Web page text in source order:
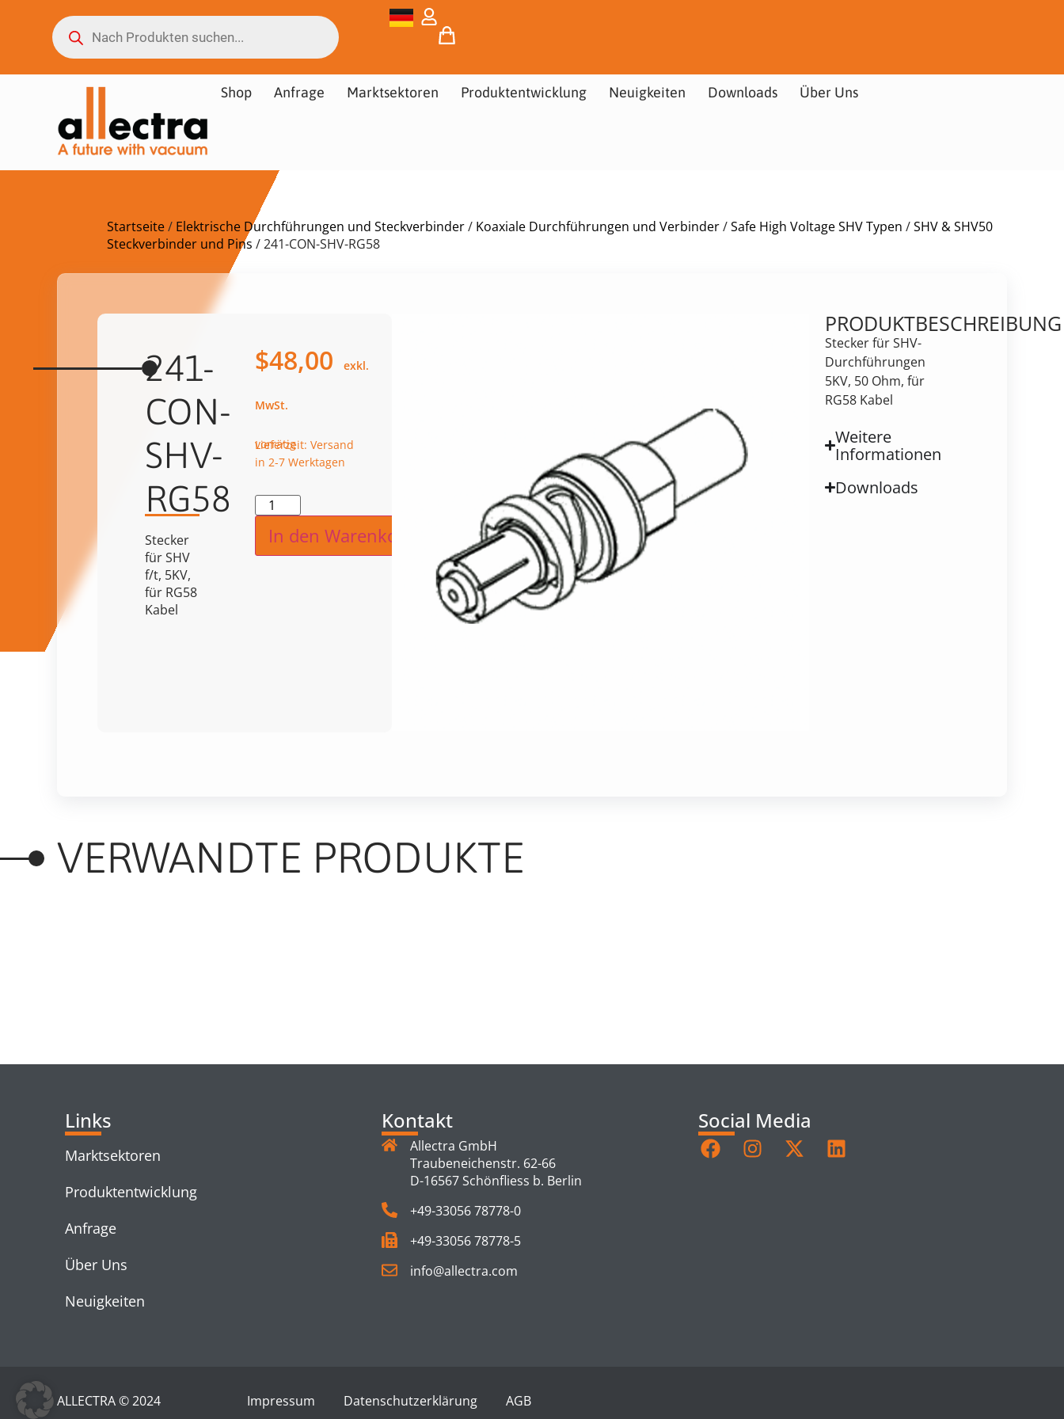
Shop Anfrage Marktsektoren Produktentwicklung Neuigkeiten Downloads Über Uns
Startseite/ Elektrische Durchführungen und Steckverbinder/ Koaxiale Durchführungen und Verbinder/Safe High Voltage SHV Typen /SHV & SHV50
Steckverbinder und Pins / 241-CON-SHV-RG58
241-
CON-
SHV-
RG58
Stecker
für SHV
f/t, 5KV,
für RG58
Kabel
$48,00
vorrätig
Lieferzeit: Versand
in 2-7 Werktagen
In den Warenkorb
PRODUKTBESCHREIBUNG
Stecker für SHV-
Durchführungen
5KV, 50 Ohm, für
RG58 Kabel
Weitere
Informationen
Downloads
VERWANDTE PRODUKTE
Links
Marktsektoren
Produktentwicklung
Anfrage
Über Uns
Neuigkeiten
Kontakt
Allectra GmbH
Traubeneichenstr. 62-66
D-16567 Schönfliess b. Berlin
+49-33056 78778-0
+49-33056 78778-5
info@allectra.com
Social Media
ALLECTRA © 2024 Impressum Datenschutzerklärung AGB